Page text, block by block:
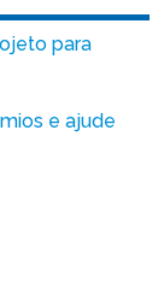
para
e ajude